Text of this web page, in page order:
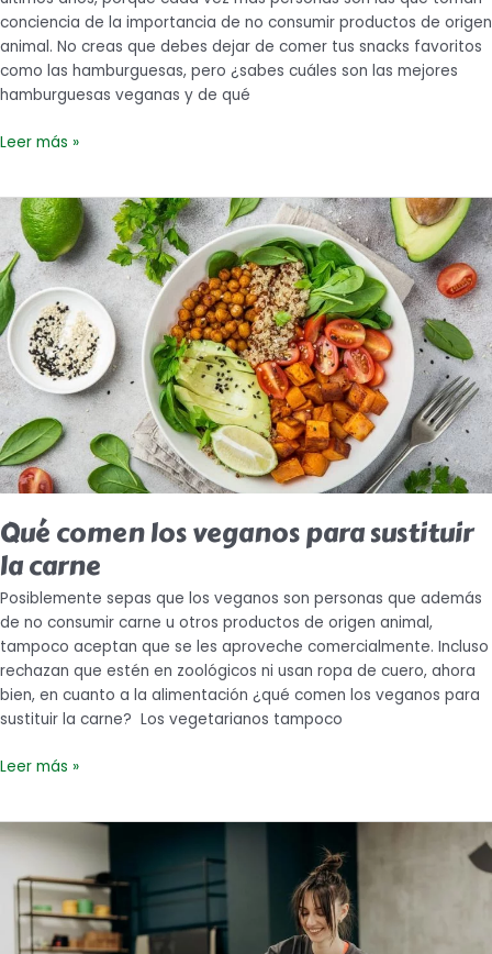
conciencia de la importancia de no consumir productos de origen
animal. No creas que debes dejar de comer tus snacks favoritos
como las hamburguesas, pero ¿sabes cuáles son las mejores
hamburguesas veganas y de qué
Leer más »
Qué comen los veganos para sustituir
la carne
Posiblemente sepas que los veganos son personas que además
de no consumir carne u otros productos de origen animal,
tampoco aceptan que se les aproveche comercialmente. Incluso
rechazan que estén en zoológicos ni usan ropa de cuero, ahora
bien, en cuanto a la alimentación ¿qué comen los veganos para
sustituir la carne? Los vegetarianos tampoco
Qué
comen
los
veganos
para
sustituir
la
carne
Leer más »
¿Qué
ser
vegano